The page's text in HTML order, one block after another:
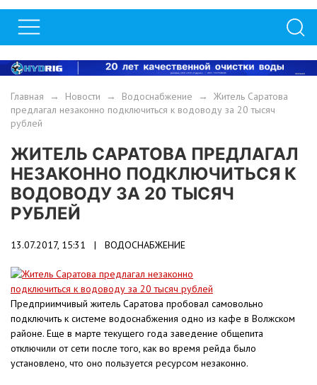
Главная → Новости → Водоснабжение → Житель Саратова
предлагал незаконно подключиться к водоводу за 20 тысяч
рублей
ЖИТЕЛЬ САРАТОВА ПРЕДЛАГАЛ
НЕЗАКОННО ПОДКЛЮЧИТЬСЯ К
ВОДОВОДУ ЗА 20 ТЫСЯЧ
РУБЛЕЙ
13.07.2017, 15:31 | ВОДОСНАБЖЕНИЕ
Предприимчивый житель Саратова пробовал самовольно
подключить к системе водоснабжения одно из кафе в Волжском
районе. Еще в марте текущего года заведение общепита
отключили от сети после того, как во время рейда было
установлено, что оно пользуется ресурсом незаконно.